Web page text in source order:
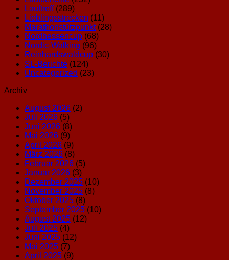
Lauftreff(289)
Lieblingsstrecken (11)
Marathonstützpunkt(28)
Nordhessencup (68)
Nordic-Walking (96)
Reinhardswaldcup (30)
SL-Berichte (124)
Uncategorized (23)
Archiv
August 2026 (2)
Juli 2026 (5)
Juni 2026 (8)
Mai 2026 (9)
April 2026 (9)
März 2026 (8)
Februar 2026 (5)
Januar 2026 (3)
Dezember 2025 (10)
November 2025 (8)
Oktober 2025 (8)
September 2025 (10)
August 2025 (12)
Juli 2025 (4)
Juni 2025 (12)
Mai 2025 (7)
April 2025 (9)